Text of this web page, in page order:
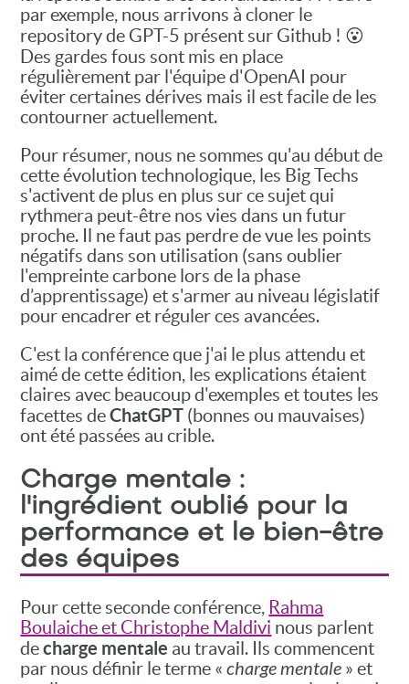
par exemple, nous arrivons à cloner le
repository de GPT-5 présent sur Github ! 😮
Des gardes fous sont mis en place
régulièrement par l'équipe d'OpenAI pour
éviter certaines dérives mais il est facile de les
contourner actuellement.
Pour résumer, nous ne sommes qu'au début de
cette évolution technologique, les Big Techs
s'activent de plus en plus sur ce sujet qui
rythmera peut-être nos vies dans un futur
proche. Il ne faut pas perdre de vue les points
négatifs dans son utilisation (sans oublier
l'empreinte carbone lors de la phase
d’apprentissage) et s'armer au niveau législatif
pour encadrer et réguler ces avancées.
C'est la conférence que j'ai le plus attendu et
aimé de cette édition, les explications étaient
claires avec beaucoup d'exemples et toutes les
facettes deChatGPT (bonnes ou mauvaises)
ont été passées au crible.
Charge mentale :
l'ingrédient oublié pour la
performance et le bien-être
des équipes
Pour cette seconde conférence, Rahma
Boulaiche et Christophe Maldivi nous parlent
decharge mentale au travail. Ils commencent
par nous définir le terme «charge mentale » et